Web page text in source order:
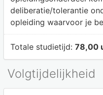
deliberatie/tolerantie
opleiding waarvoor je
Totale studietijd: 78,00
Volgtijdelijkheid